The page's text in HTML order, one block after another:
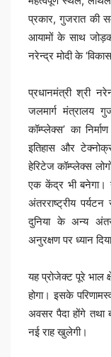
प्रकार, गुजरात की
आयामों के साथ
नरेन्द्र मोदी के
प्रधानमंत्री श्री
जलमार्ग मंत्रालय
कॉम्प्लेक्स’ का
इतिहास और
हेरिटेज कॉम्प्लेक्स
एक केंद्र भी बनेगा।
अंतरराष्ट्रीय
दुनिया के अन्य
अनुरक्षण पर ध्यान
यह प्रोजेक्ट पूरे भाल
होगा। इसके
अवसर पैदा होंगे तथा
नई राह खुलेगी।